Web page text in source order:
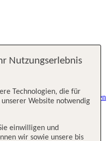
Am UrlaubsortNach dem
Kontakt
Urlaub planen
Flug planen
Nutzungserlebnis
Technologien, die für
Website notwendig
einwilligen und
wir sowie unsere bis